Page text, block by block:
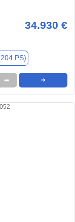
34.930 €
PS)
➦ ➜